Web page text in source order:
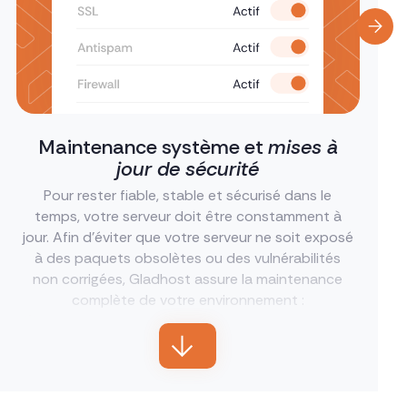
Maintenance système et mises à
jour de sécurité
Pour rester fiable, stable et sécurisé dans le
temps, votre serveur doit être constamment à
jour. Afin d’éviter que votre serveur ne soit exposé
à des paquets obsolètes ou des vulnérabilités
non corrigées, Gladhost assure la maintenance
complète de votre environnement :
système d’exploitation
correctifs de sécurité